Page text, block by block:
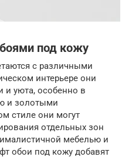
под кожу
с различными
интерьере они
и уюта, особенно в
и золотыми
стиле они могут
отдельных зон
мебелью и
обои под кожу добавят